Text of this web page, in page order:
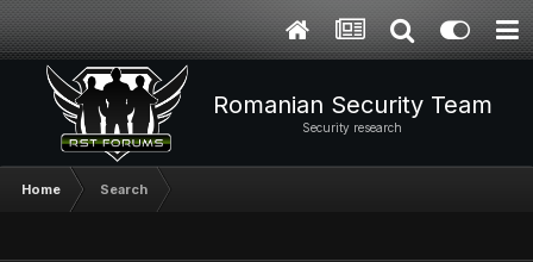
Romanian Security Team
Security research
Home Search